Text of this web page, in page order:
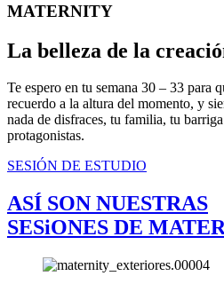
MATERNITY
La belleza de la
Te espero en tu semana 30 – 33 para
recuerdo a la altura del momento, y
nada de disfraces, tu familia, tu
protagonistas.
SESIÓN DE ESTUDIO
ASÍ SON NUESTRAS
SESiONES DE